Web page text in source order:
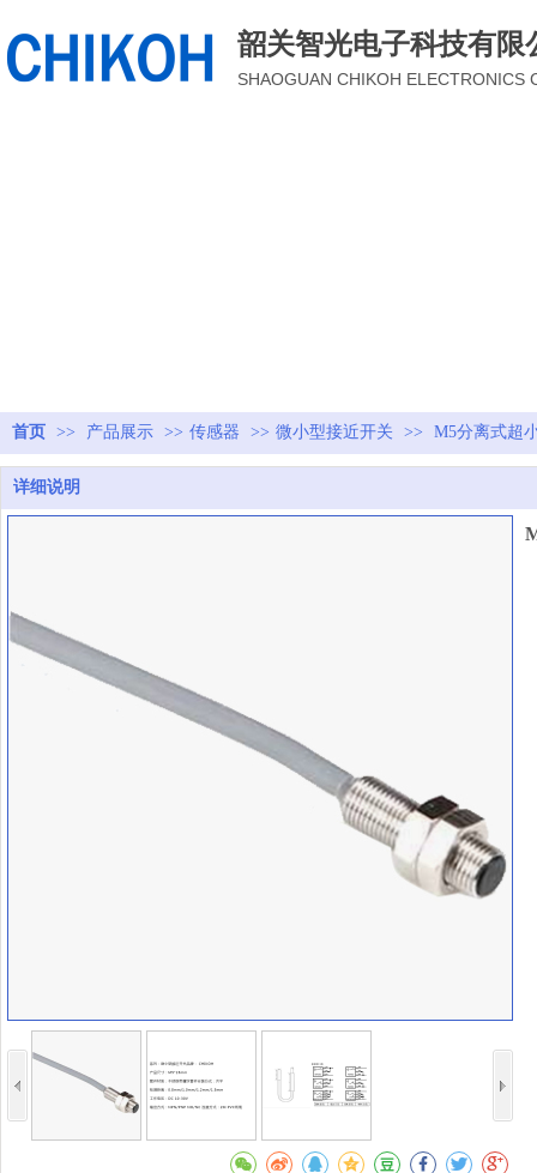
SHAOGUAN CHIKOH ELECTRONICS
韶关智光电子科技有限
首页 >> 产品展示 >> 传感器 >> 微小型接近开关 >> M5分离式超
详细说明